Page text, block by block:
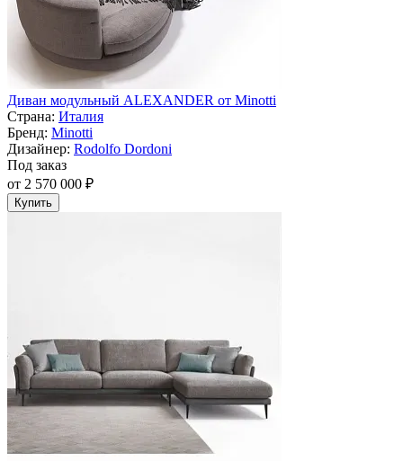
Диван модульный ALEXANDER от Minotti
Страна: Италия
Бренд: Minotti
Дизайнер: Rodolfo Dordoni
Под заказ
от 2 570 000 ₽
Купить